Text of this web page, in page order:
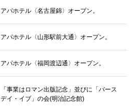
アパホテル〈名古屋錦〉オープン。
アパホテル〈山形駅前大通〉オープン。
アパホテル〈福岡渡辺通〉オープン。
「事業はロマン出版記念」並びに「バース
デイ・イブ」の会(明治記念館)